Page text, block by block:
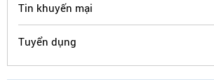
Tin khuyến mại
Tuyển dụng